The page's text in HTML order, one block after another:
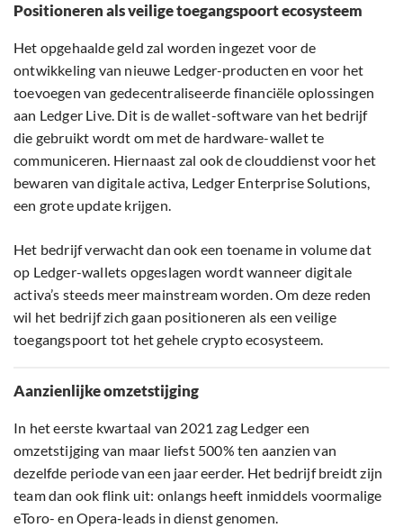
Positioneren als veilige toegangspoort ecosysteem
Het opgehaalde geld zal worden ingezet voor de
ontwikkeling van nieuwe Ledger-producten en voor het
toevoegen van gedecentraliseerde financiële oplossingen
aan Ledger Live. Dit is de wallet-software van het bedrijf
die gebruikt wordt om met de hardware-wallet te
communiceren. Hiernaast zal ook de clouddienst voor het
bewaren van digitale activa, Ledger Enterprise Solutions,
een grote update krijgen.
Het bedrijf verwacht dan ook een toename in volume dat
op Ledger-wallets opgeslagen wordt wanneer digitale
activa’s steeds meer mainstream worden. Om deze reden
wil het bedrijf zich gaan positioneren als een veilige
toegangspoort tot het gehele crypto ecosysteem.
Aanzienlijke omzetstijging
In het eerste kwartaal van 2021 zag Ledger een
omzetstijging van maar liefst 500% ten aanzien van
dezelfde periode van een jaar eerder. Het bedrijf breidt zijn
team dan ook flink uit: onlangs heeft inmiddels voormalige
eToro- en Opera-leads in dienst genomen.